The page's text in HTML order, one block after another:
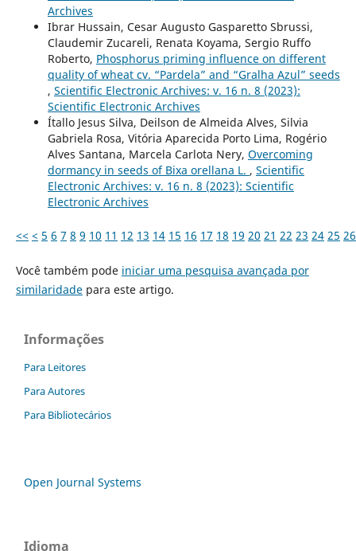
Archives
Ibrar Hussain, Cesar Augusto Gasparetto Sbrussi,
Claudemir Zucareli, Renata Koyama, Sergio Ruffo
Roberto, Phosphorus priming influence on different
quality of wheat cv. “Pardela” and “Gralha Azul” seeds
, Scientific Electronic Archives: v. 16 n. 8 (2023):
Scientific Electronic Archives
Ítallo Jesus Silva, Deilson de Almeida Alves, Silvia
Gabriela Rosa, Vitória Aparecida Porto Lima, Rogério
Alves Santana, Marcela Carlota Nery, Overcoming
dormancy in seeds of Bixa orellana L. , Scientific
Electronic Archives: v. 16 n. 8 (2023): Scientific
Electronic Archives
<< < 5 6 7 8 9 10 11 12 13 14 15 16 17 18 19 20 21 22 23 24 25 26
Você também pode iniciar uma pesquisa avançada por
similaridadepara este artigo.
Informações
Para Leitores
Para Autores
Para Bibliotecários
Open Journal Systems
Idioma